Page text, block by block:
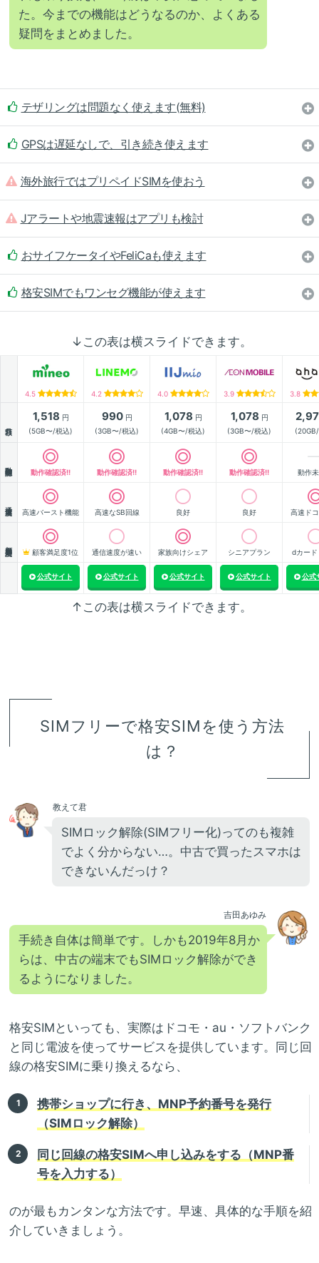
た。今までの機能はどうなるのか、よくある
疑問をまとめました。
テザリングは問題なく使えます(無料)
GPSは遅延なしで、引き続き使えます
海外旅行ではプリペイドSIMを使おう
Jアラートや地震速報はアプリも検討
おサイフケータイやFeliCaも使えます
格安SIMでもワンセグ機能が使えます
↓この表は横スライドできます。
4.5 4.2 4.0 3.9 3.8
1,518 円
(5GB〜/税込)
990円
(3GB〜/税込)
1,078 円
(4GB〜/税込)
1,078 円
(3GB〜/税込)
動作確認済!! 動作確認済!! 動作確認済!! 動作確認済!! 動作
高速バースト機能 高速なSB回線 良好 良好 高速ド
顧客満足度1位 通信速度が速い 家族向けシェア シニアプラン dカード
公式サイト 公式サイト 公式サイト 公式サイト 公式
↑この表は横スライドできます。
SIMフリーで格安SIMを使う方法
は？
教えて君
SIMロック解除(SIMフリー化)ってのも複雑
でよく分からない…。中古で買ったスマホは
できないんだっけ？
吉田あゆみ
手続き自体は簡単です。しかも2019年8月か
らは、中古の端末でもSIMロック解除ができ
るようになりました。
格安SIMといっても、実際はドコモ・au・ソフトバンク
と同じ電波を使ってサービスを提供しています。同じ回
線の格安SIMに乗り換えるなら、
携帯ショップに行き、MNP予約番号を発行
（SIMロック解除）
同じ回線の格安SIMへ申し込みをする（MNP番
号を入力する）
のが最もカンタンな方法です。早速、具体的な手順を紹
介していきましょう。